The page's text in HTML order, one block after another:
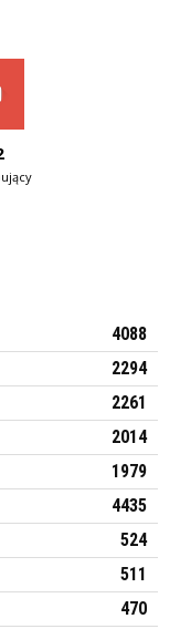
4088
2294
2261
2014
1979
4435
524
511
470